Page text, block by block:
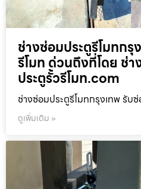
ช่างซ่อมประตูรีโมทกรุ
รีโมท ด่วนถึงที่โดย ช่า
ประตูรั้วรีโมท.com
ช่างซ่อมประตูรีโมทกรุงเทพ รับ
ดูเพิ่มเติม »